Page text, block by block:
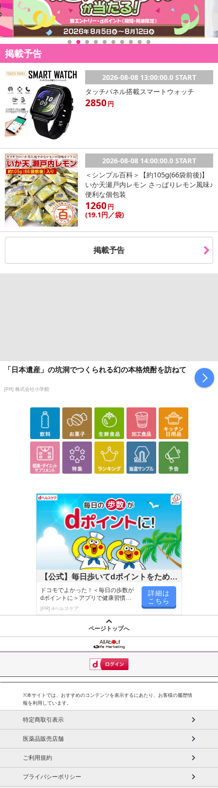
掲載予告
2026-08-08 13:00:00.0 START
タッチパネル搭載スマートウォッチ
2850円
2026-08-08 14:00:00.0 START
＜シンプル百科＞【約105g(66袋前後)】
いか天瀬戸内レモン さっぱりレモン風味♪
便利な個包装
1260円
(19.1円／袋)
掲載予告
「日本遺産」の坑洞でつくられる幻の本格焼酎を訪ねて
[PR] 株式会社小学館
【公式】毎日歩いてdポイントをためよ
う！
ドコモでよかった！＜毎日の歩数が
dポイントに＞アプリで健康習慣が
楽しく続く！
[PR] dヘルスケア
詳細は
こちら
ページトップへ
※本サイトでは、おすすめのコンテンツを表示するにあたり、お客様の履歴情
報を利用しています。
特定商取引表示
医薬品販売店舗
ご利用規約
プライバシーポリシー